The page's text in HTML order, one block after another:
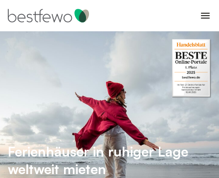
Ferienhäuser in ruhiger Lage
weltweit mieten